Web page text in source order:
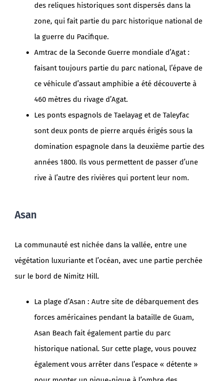
des reliques historiques sont dispersés dans la
zone, qui fait partie du parc historique national de
la guerre du Pacifique.
Amtrac de la Seconde Guerre mondiale d’Agat :
faisant toujours partie du parc national, l’épave de
ce véhicule d’assaut amphibie a été découverte à
460 mètres du rivage d’Agat.
Les ponts espagnols de Taelayag et de Taleyfac
sont deux ponts de pierre arqués érigés sous la
domination espagnole dans la deuxième partie des
années 1800. Ils vous permettent de passer d’une
rive à l’autre des rivières qui portent leur nom.
Asan
La communauté est nichée dans la vallée, entre une
végétation luxuriante et l’océan, avec une partie perchée
sur le bord de Nimitz Hill.
La plage d’Asan : Autre site de débarquement des
forces américaines pendant la bataille de Guam,
Asan Beach fait également partie du parc
historique national. Sur cette plage, vous pouvez
également vous arrêter dans l’espace « détente »